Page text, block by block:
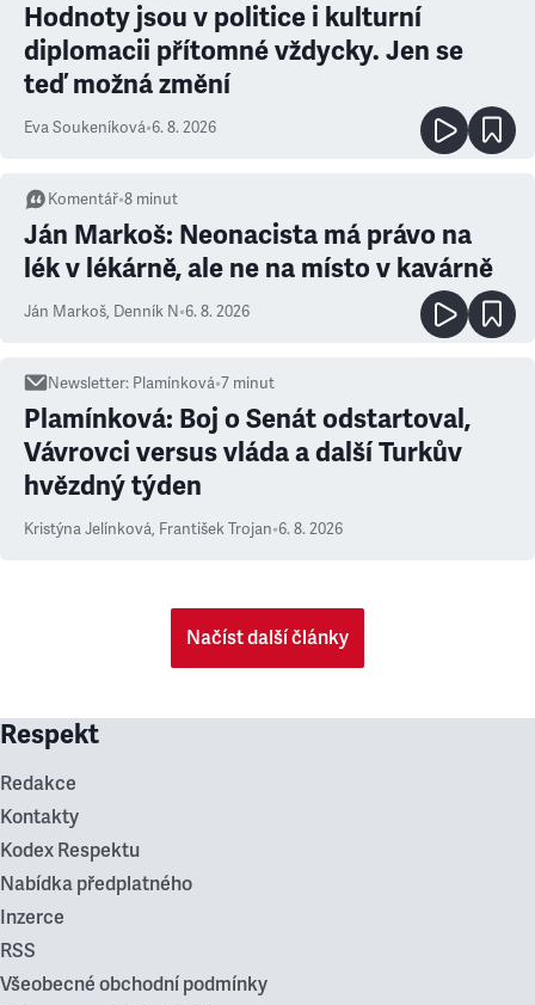
Hodnoty jsou v politice i kulturní
diplomacii přítomné vždycky. Jen se
teď možná změní
Eva Soukeníková•6. 8. 2026
Komentář•8 minut
Ján Markoš: Neonacista má právo na
lék v lékárně, ale ne na místo v kavárně
Ján Markoš, Denník N•6. 8. 2026
Newsletter: Plamínková•7 minut
Plamínková: Boj o Senát odstartoval,
Vávrovci versus vláda a další Turkův
hvězdný týden
Kristýna Jelínková, František Trojan•6. 8. 2026
Načíst další články
Respekt
Redakce
Kontakty
Kodex Respektu
Nabídka předplatného
Inzerce
RSS
Všeobecné obchodní podmínky